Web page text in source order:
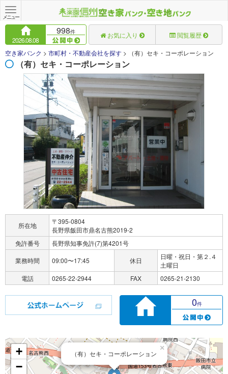
Toggle
navigation
メニュー
2026.08.08
998件 お気に入り 閲覧履歴
空き家バンク > 市町村・不動産会社を探す > （有）セキ・コーポレーション
（有）セキ・コーポレーション
所在地
〒395-0804
長野県飯田市鼎名古熊2019-2
免許番号
長野県知事免許(7)第4201号
業務時間
09:00〜17:45 休日
日曜・祝日・第２.４
土曜日
電話
0265-22-2944 FAX 0265-21-2130
0件
（有）セキ・コーポレーション
×
+
−